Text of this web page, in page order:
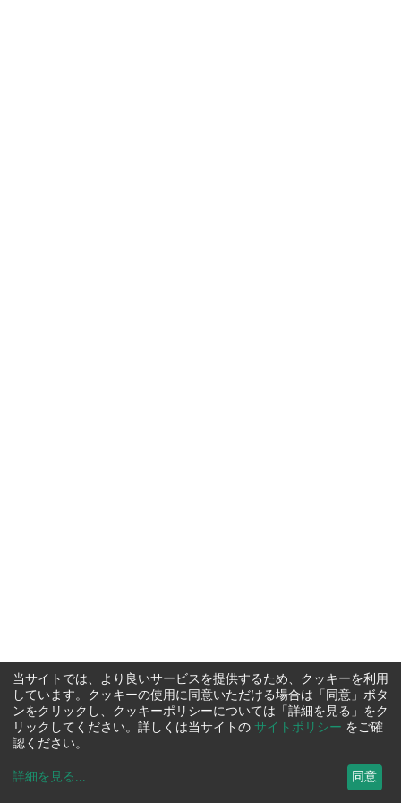
当サイトでは、より良いサービスを提供するため、クッキーを利用
しています。クッキーの使用に同意いただける場合は「同意」ボタ
ンをクリックし、クッキーポリシーについては「詳細を見る」をク
リックしてください。詳しくは当サイトの サイトポリシー をご確
認ください。
詳細を見る ... 同意